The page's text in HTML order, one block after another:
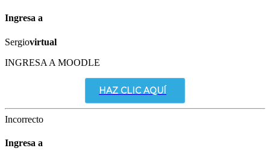
Ingresa a
Sergiovirtual
INGRESA A MOODLE
HAZ CLIC AQUÍ
Incorrecto
Ingresa a